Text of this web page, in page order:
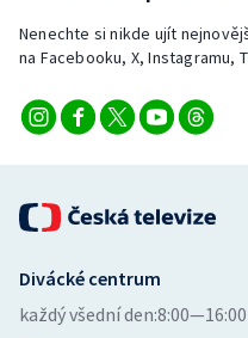
Veslování
Volejbal
Nenechte si nikde ujít
na Facebooku, X, Instagramu,
Divácké centrum
každý všední den: